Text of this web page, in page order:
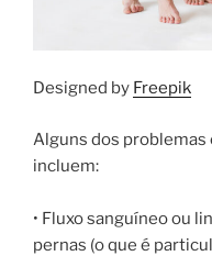
Designed by Freepik
Alguns dos problemas
incluem:
• Fluxo sanguíneo ou
pernas (o que é